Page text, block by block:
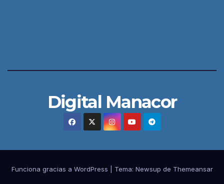
Digital Manacor
Funciona gracias a WordPress Tema: Newsup de Themeansar